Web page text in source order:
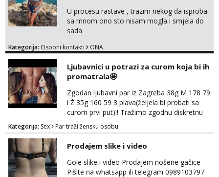
U procesu rastave , trazim nekog da isproba
sa mnom ono sto nisam mogla i smjela do
sada
Kategorija: Osobni kontakti ONA
Ljubavnici u potrazi za curom koja bi ih
promatrala🤩
Zgodan ljubavni par iz Zagreba 38g M 178 79
i Ž 35g 160 59 3 plava(željela bi probati sa
curom prvi put)!! Tražimo zgodnu diskretnu
curu koja bi nas promatrala dok imamo
žestok odnos. Može se pridruziti ali i ne
mora.Bitno da uzivamo diskretno anonimno
bez upoznavanja puno.Sliku mozemo
razmjeniti,ali najbolje uzivo se upoznati. Na
goo smo do 15.8 poslije tog mozemo se
Kategorija: Sex Par traži žensku osobu
Prodajem slike i video
Gole slike i video Prodajem nošene gačice
Pišite na whatsapp ili telegram 0989103797